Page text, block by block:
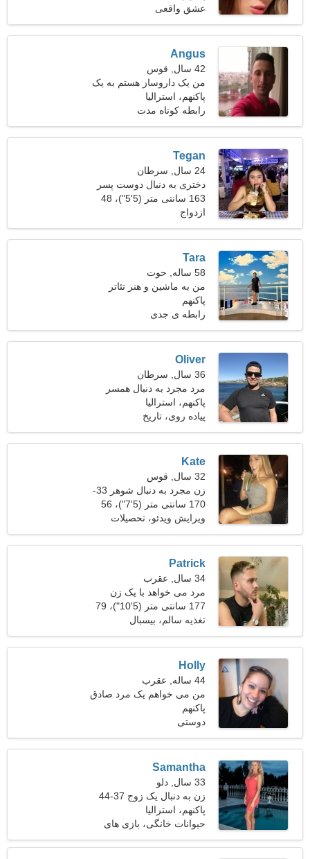
عشق واقعی
Angus
42 سال, قوس
من یک داروساز هستم به یک
خانم پرانرژی نیاز دارم
پاکنهم، استرالیا
رابطه کوتاه مدت
Tegan
24 سال, سرطان
دختری به دنبال دوست پسر
30-35
163 سانتی متر (5'5")، 48
کیلوگرم (105 پوند)
ازدواج
Tara
58 ساله, حوت
من به ماشین و هنر تئاتر
علاقه دارم
پاکنهم
رابطه ی جدی
Oliver
36 سال, سرطان
مرد مجرد به دنبال همسر
پاکنهم، استرالیا
پیاده روی، تاریخ
Kate
32 سال, قوس
زن مجرد به دنبال شوهر 33-
42
170 سانتی متر (5'7")، 56
کیلوگرم (123 پوند)
ویرایش ویدئو، تحصیلات
Patrick
34 سال, عقرب
مرد می خواهد با یک زن
ملاقات کند 24-30
177 سانتی متر (5'10")، 79
کیلوگرم (174 پوند)
تغذیه سالم، بیسبال
Holly
44 ساله, عقرب
من می خواهم یک مرد صادق
پیدا کنم
پاکنهم
دوستی
Samantha
33 سال, دلو
زن به دنبال یک زوج 37-44
پاکنهم، استرالیا
حیوانات خانگی، بازی های
ویدیویی